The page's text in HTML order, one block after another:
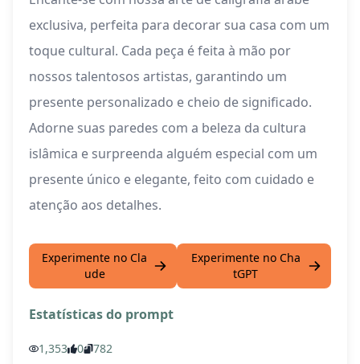
exclusiva, perfeita para decorar sua casa com um
toque cultural. Cada peça é feita à mão por
nossos talentosos artistas, garantindo um
presente personalizado e cheio de significado.
Adorne suas paredes com a beleza da cultura
islâmica e surpreenda alguém especial com um
presente único e elegante, feito com cuidado e
atenção aos detalhes.
Experimente no Cla
ude
Experimente no Cha
tGPT
Estatísticas do prompt
1,353 0 782